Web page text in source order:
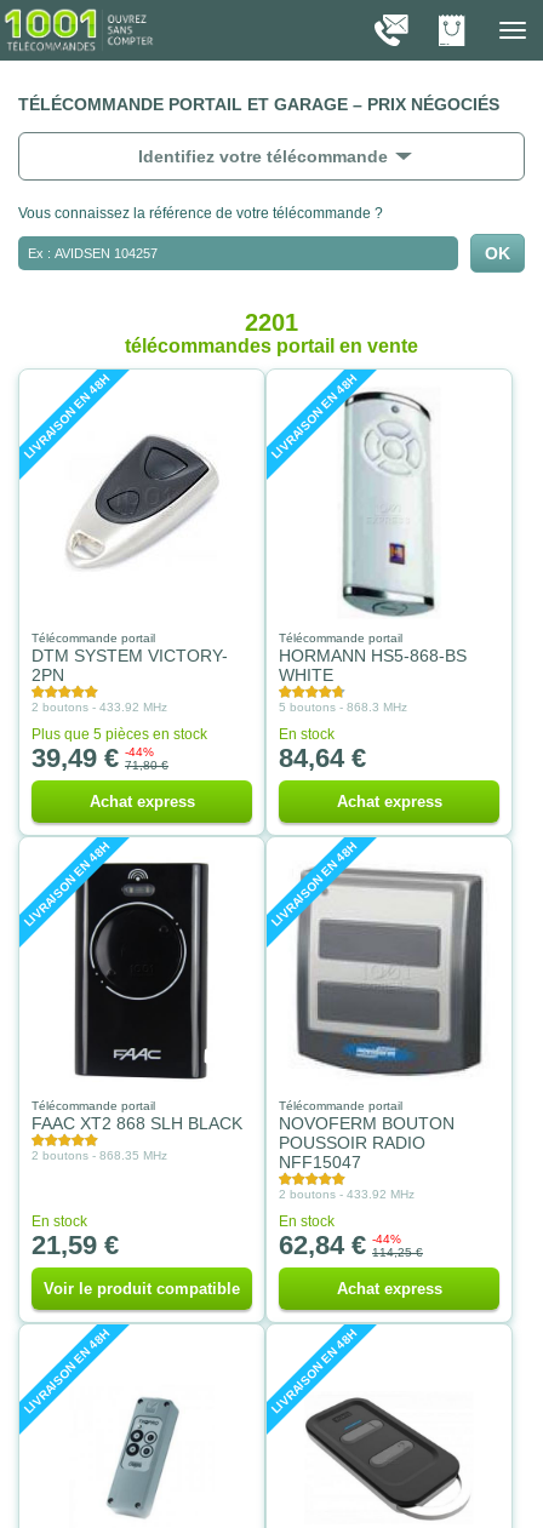
1001
TÉLÉCOMMANDE PORTAIL ET GARAGE – PRIX NÉGOCIÉS
Identifiez votre télécommande
Vous connaissez la référence de votre télécommande ?
2201
télécommandes portail en vente
LIVRAISON EN 48H
Télécommande portail
DTM SYSTEM VICTORY-
2PN
2 boutons - 433.92 MHz
Plus que 5 pièces en stock
39,49 € -44%
71,80 €
Achat express
LIVRAISON EN 48H
Télécommande portail
HORMANN HS5-868-BS
WHITE
5 boutons - 868.3 MHz
En stock
84,64 €
Achat express
LIVRAISON EN 48H
Télécommande portail
FAAC XT2 868 SLH BLACK
2 boutons - 868.35 MHz
En stock
21,59 €
Voir le produit compatible
LIVRAISON EN 48H
Télécommande portail
NOVOFERM BOUTON
POUSSOIR RADIO
NFF15047
2 boutons - 433.92 MHz
En stock
62,84 € -44%
114,25 €
Achat express
LIVRAISON EN 48H LIVRAISON EN 48H
On vous présente nos cookies !